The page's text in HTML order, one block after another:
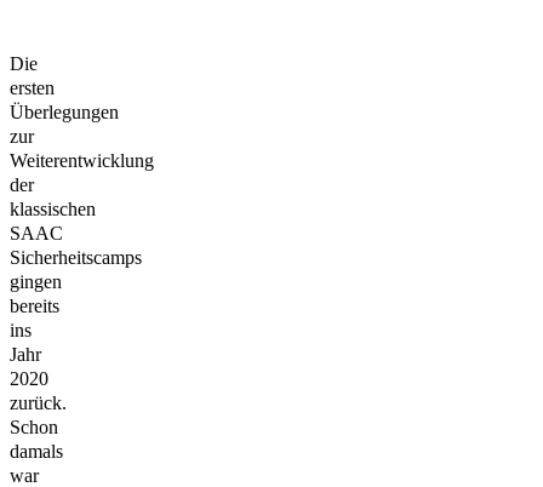
Die
ersten
Überlegungen
zur
Weiterentwicklung
der
klassischen
SAAC
Sicherheitscamps
gingen
bereits
ins
Jahr
2020
zurück.
Schon
damals
war